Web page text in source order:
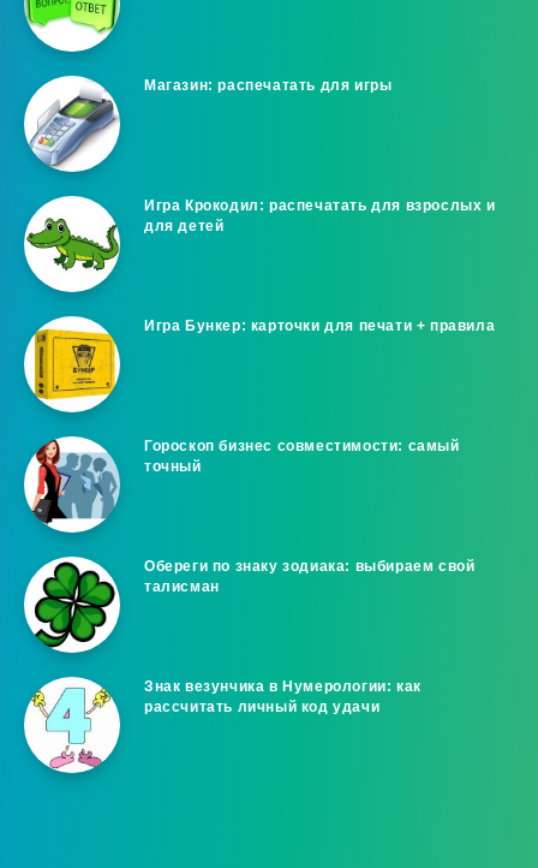
Магазин: распечатать для игры
Игра Крокодил: распечатать для взрослых и
для детей
Игра Бункер: карточки для печати + правила
Гороскоп бизнес совместимости: самый
точный
Обереги по знаку зодиака: выбираем свой
талисман
Знак везунчика в Нумерологии: как
рассчитать личный код удачи